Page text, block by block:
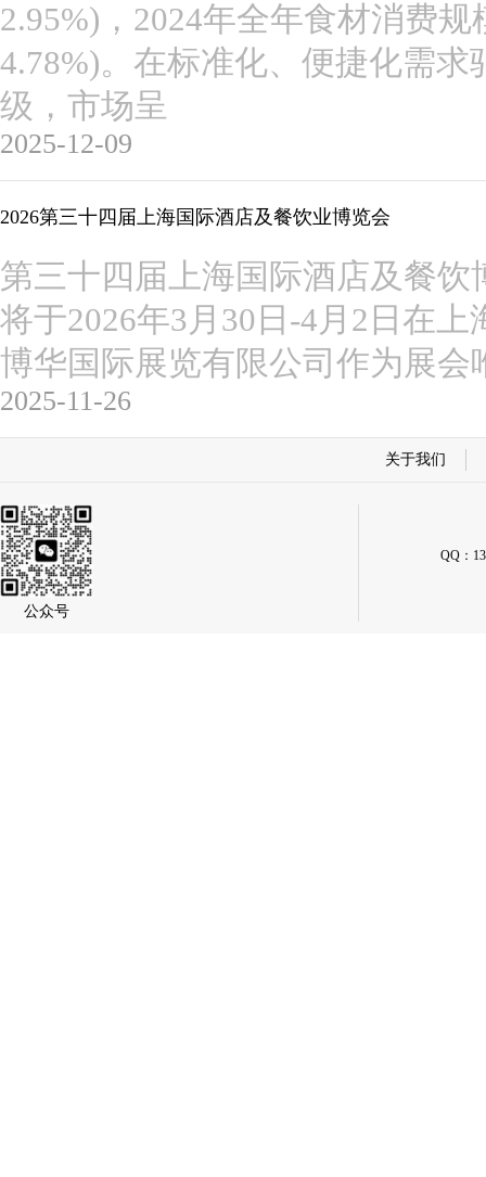
2.95%)，2024年全年食材消费
4.78%)。在标准化、便捷化需
级，市场呈
2025-12-09
2026第三十四届上海国际酒店及餐饮业博览会
第三十四届上海国际酒店及餐饮
将于2026年3月30日-4月2日在
博华国际展览有限公司作为展会
2025-11-26
关于我们
公众号
QQ：